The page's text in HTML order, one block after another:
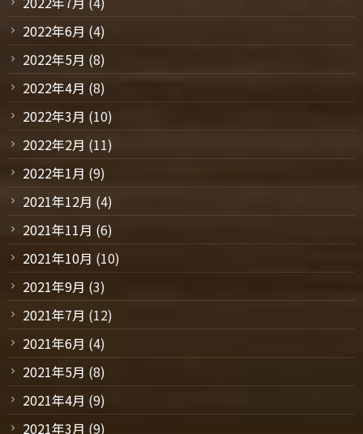
2022年6月 (4)
2022年5月 (8)
2022年4月 (8)
2022年3月 (10)
2022年2月 (11)
2022年1月 (9)
2021年12月 (4)
2021年11月 (6)
2021年10月 (10)
2021年9月 (3)
2021年7月 (12)
2021年6月 (4)
2021年5月 (8)
2021年4月 (9)
2021年3月 (9)